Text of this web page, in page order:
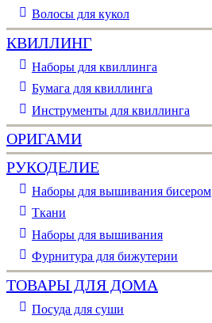
Волосы для кукол
КВИЛЛИНГ
Наборы для квиллинга
Бумага для квиллинга
Инструменты для квиллинга
ОРИГАМИ
РУКОДЕЛИЕ
Наборы для вышивания бисером
Ткани
Наборы для вышивания
Фурнитура для бижутерии
ТОВАРЫ ДЛЯ ДОМА
Посуда для суши